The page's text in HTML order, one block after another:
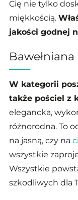
Cię nie tylko
miękkością.
jakości godnej
W kategorii
także pościel z
elegancka,
różnorodna. To
na jasną, czy na
wszystkie
Wszystkie
szkodliwych dla